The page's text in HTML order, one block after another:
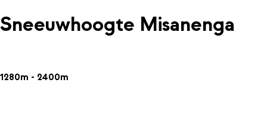
Sneeuwhoogte Misanenga
1280m - 2400m